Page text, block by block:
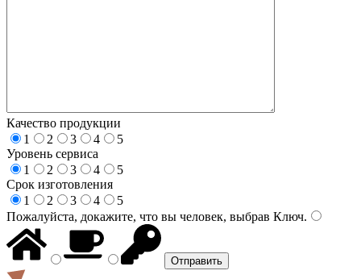
Качество продукции
1
2 3 4
5
Уровень сервиса
1
2 3 4
5
Срок изготовления
1
2 3 4
5
Пожалуйста, докажите, что вы человек, выбрав Ключ.